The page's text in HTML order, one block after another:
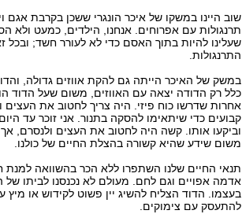
שוב היינו במשקו של איכר הונגרי ששכן בקרבת אגם
תרנגולות עם אפרוחים. אנחנו, הילדים, כמעט ולא
שעלינו להיות בתוך האסם כדי לא לעורר חשד;
התרנגולות.
במשק של האיכר הייתה גם להקת אווזים גדולה,
כלל רק הדודה יצאה עם האווזים, משום שעל הדוד
אחרות שדרשו כוח פיזי. היה צריך לחטוב את העצים
קבועים כדי שיתאימו להסקה בתנור. אני זוכר עד
וביקעו אותו. קשה היה לחטוב את העצים ולנסרם,
משום שידע שהיא קשורה בהצלת החיים של כולנו.
תנאי החיים שלנו השתפרו ללא הכר בהשוואה למנת
אדמה אפויים וגם לחם. מעולם לא נכנסנו לביתו של
בעצמו. הדוד הצליח להשיג יין פשוט לקידוש או מיץ
להתעסק עם צימוקים.